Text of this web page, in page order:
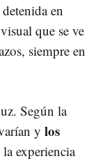
en
que se ve
siempre en
Según la
y los
experiencia